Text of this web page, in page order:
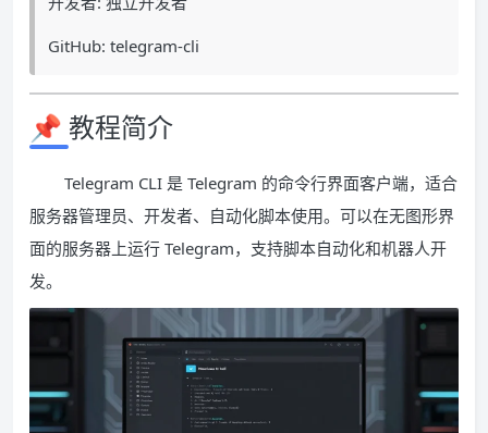
GitHub: telegram-cli
📌 教程简介
Telegram CLI 是 Telegram 的命令行界面客户端，适合
服务器管理员、开发者、自动化脚本使用。可以在无图形界
面的服务器上运行 Telegram，支持脚本自动化和机器人开
发。